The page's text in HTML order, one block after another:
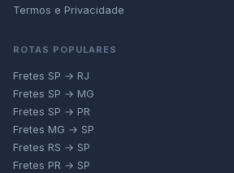
Termos e Privacidade
ROTAS POPULARES
Fretes SP → RJ
Fretes SP → MG
Fretes SP → PR
Fretes MG → SP
Fretes RS → SP
Fretes PR → SP